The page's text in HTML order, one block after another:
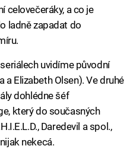
celovečeráky, a co je
ladně zapadat do
uvidíme původní
Elizabeth Olsen). Ve druhé
dohlédne šéf
který do současných
Daredevil a spol.,
nekecá.